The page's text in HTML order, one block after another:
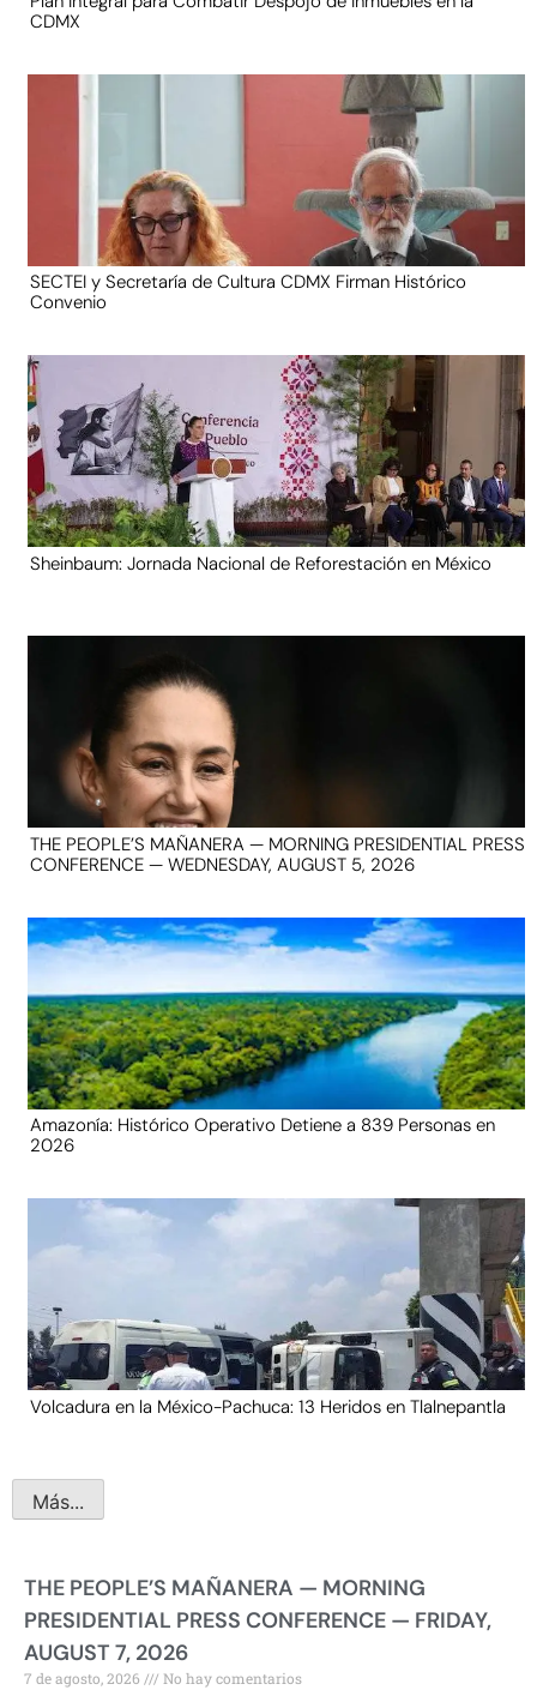
CDMX
SECTEI y Secretaría de Cultura CDMX Firman Histórico
Convenio
Sheinbaum: Jornada Nacional de Reforestación en México
THE PEOPLE’S MAÑANERA — MORNING PRESIDENTIAL PRESS
CONFERENCE — WEDNESDAY, AUGUST 5, 2026
Amazonía: Histórico Operativo Detiene a 839 Personas en
2026
Volcadura en la México-Pachuca: 13 Heridos en Tlalnepantla
Más...
THE PEOPLE’S MAÑANERA — MORNING
PRESIDENTIAL PRESS CONFERENCE — FRIDAY,
AUGUST 7, 2026
7 de agosto, 2026 No hay comentarios